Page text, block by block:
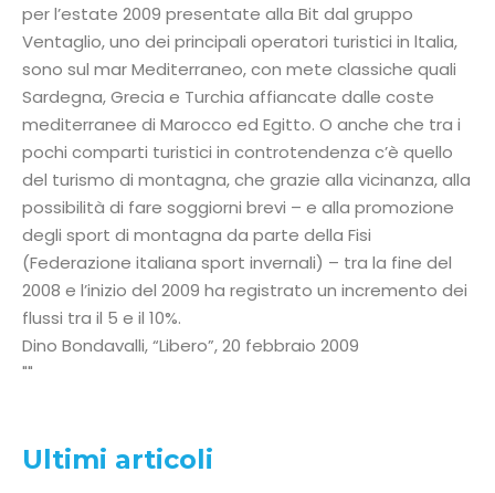
per l’estate 2009 presentate alla Bit dal gruppo
Ventaglio, uno dei principali operatori turistici in ltalia,
sono sul mar Mediterraneo, con mete classiche quali
Sardegna, Grecia e Turchia affiancate dalle coste
mediterranee di Marocco ed Egitto. O anche che tra i
pochi comparti turistici in controtendenza c’è quello
del turismo di montagna, che grazie alla vicinanza, alla
possibilità di fare soggiorni brevi – e alla promozione
degli sport di montagna da parte della Fisi
(Federazione italiana sport invernali) – tra la fine del
2008 e l’inizio del 2009 ha registrato un incremento dei
flussi tra il 5 e il 10%.
Dino Bondavalli, “Libero”, 20 febbraio 2009
Ultimi articoli